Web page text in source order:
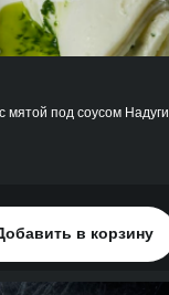
мятой под соусом Надуги
в корзину